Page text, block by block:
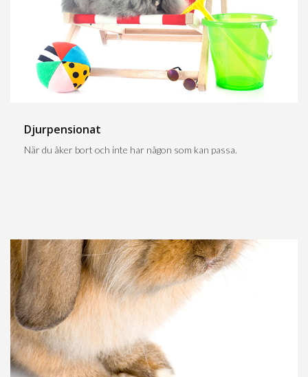
Djurpensionat
När du åker bort och inte har någon som kan passa.